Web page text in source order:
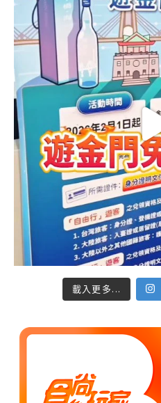
載入更多...